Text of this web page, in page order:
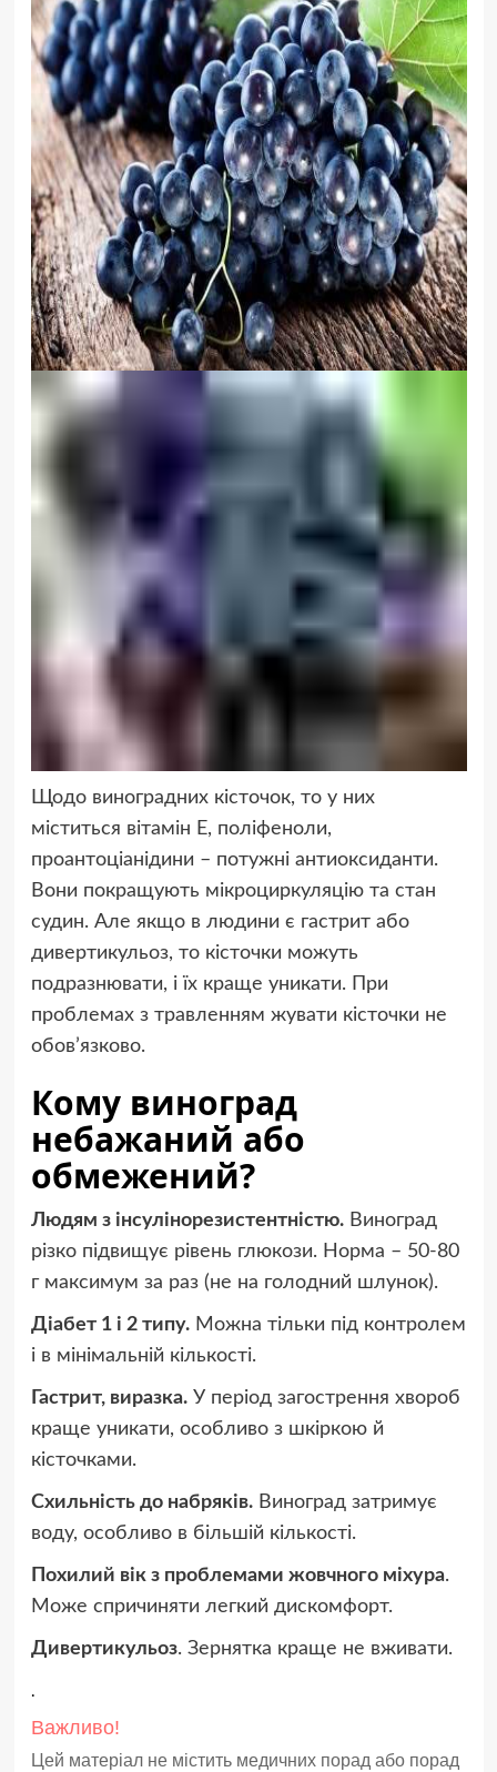
Щодо виноградних кісточок, то у них
міститься вітамін Е, поліфеноли,
проантоціанідини – потужні антиоксиданти.
Вони покращують мікроциркуляцію та стан
судин. Але якщо в людини є гастрит або
дивертикульоз, то кісточки можуть
подразнювати, і їх краще уникати. При
проблемах з травленням жувати кісточки не
обов’язково.
Кому виноград
небажаний або
обмежений?
Людям з інсулінорезистентністю.Виноград
різко підвищує рівень глюкози. Норма – 50-80
г максимум за раз (не на голодний шлунок).
Діабет 1 і 2 типу.Можна тільки під контролем
і в мінімальній кількості.
Гастрит, виразка.У період загострення хвороб
краще уникати, особливо з шкіркою й
кісточками.
Схильність до набряків.Виноград затримує
воду, особливо в більшій кількості.
Похилий вік з проблемами жовчного міхура.
Може спричиняти легкий дискомфорт.
Дивертикульоз. Зернятка краще не вживати.
.
Важливо!
Цей матеріал не містить медичних порад або порад